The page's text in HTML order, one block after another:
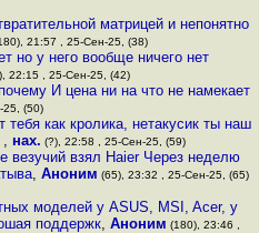
матрицей и непонятно
21:57 , 25-Сен-25, (38)
но у него вообще ничего нет
22:15 , 25-Сен-25, (42)
И цена ни на что не намекает
25, (50)
тебя как кролика, нетакусик ты наш
, нах. (?), 22:58 , 25-Сен-25, (59)
везучий взял Haier Через неделю
, Аноним (65), 23:32 , 25-Сен-25, (65)
моделей у ASUS, MSI, Acer, у
поддержк,Аноним (180), 23:46 ,